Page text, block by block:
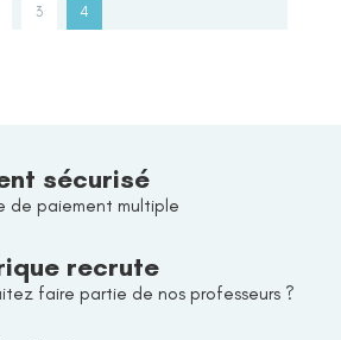
3 4
sécurisé
de paiement multiple
recrute
faire partie de nos professeurs ?